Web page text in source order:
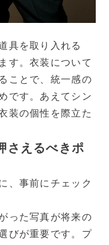
具を取り入れる
す。衣装について
ことで、統一感の
です。あえてシン
装の個性を際立た
さえるべきポ
、事前にチェック
った写真が将来の
びが重要です。プ